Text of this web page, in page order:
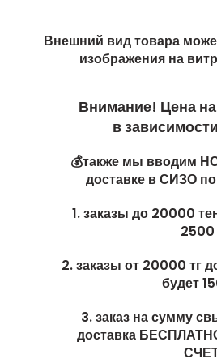
Внешний вид товара
изображения на
Внимание! Цена на
в
💰также мы вводим
доставке в СИЗО
1. заказы до 20000
2500
2. заказы от 20000 тг
будет
3. заказ на сумму
доставка